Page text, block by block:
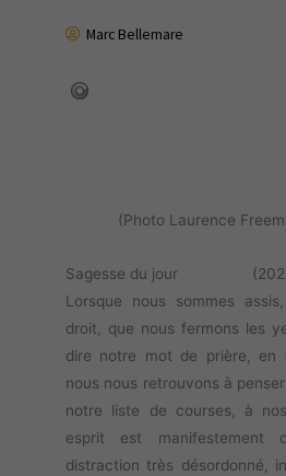
Marc Bellemare
(Photo Laurence
Sagesse du jour
Lorsque nous sommes
droit, que nous fermons les
dire notre mot de prière, en
nous nous retrouvons à
notre liste de courses, à
esprit est
distraction très désordonné,